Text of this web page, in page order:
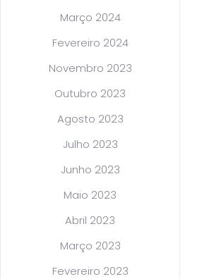
Março 2024
Fevereiro 2024
Novembro 2023
Outubro 2023
Agosto 2023
Julho 2023
Junho 2023
Maio 2023
Abril 2023
Março 2023
Fevereiro 2023